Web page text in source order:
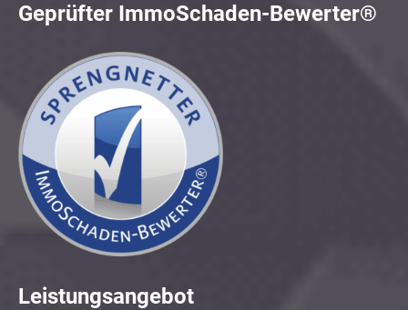
Geprüfter ImmoSchaden-Bewerter®
Leistungsangebot